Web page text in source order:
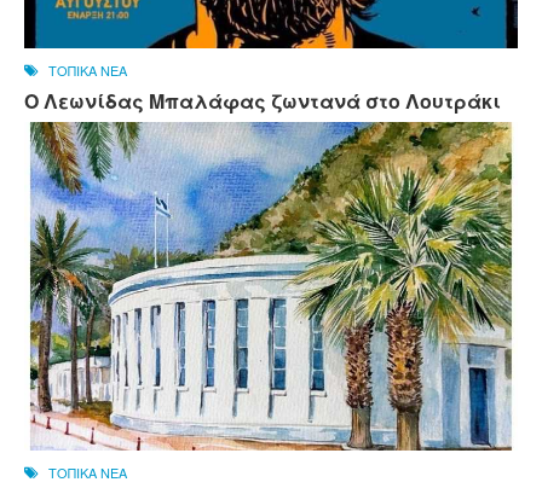
ΤΟΠΙΚΑ ΝΕΑ
Ο Λεωνίδας Μπαλάφας ζωντανά στο Λουτράκι
ΤΟΠΙΚΑ ΝΕΑ